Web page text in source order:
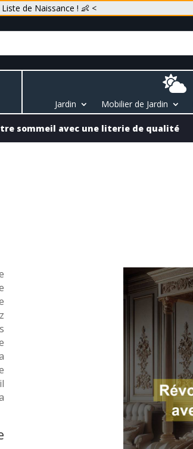
de Naissance ! 👶 <

Jardin Mobilier de Jardin
sommeil avec une literie de qualité